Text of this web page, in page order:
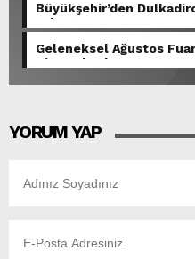
Büyükşehir’den
Yol Yatırımı.
Geleneksel Ağustos
Bir Aradaydı.
YORUM YAP